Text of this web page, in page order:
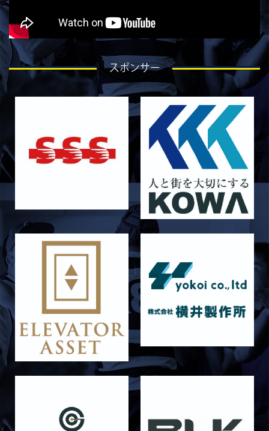
2026/07/27
STAFF blog
2026/07/25
STAFF blog
ラストイヤーにかける想い-芦塚悠大-
STAFF blog
ラストイヤーにかける想い-青田宗久-
6月27日 朝日大学戦
2026/06/26
STAFF blog
【Rits Familyのバトン】vol. 2 稲西輝紀
STAFF blog
2026/06/19
STAFF blog
6月20日 花園大学
2026/06/16
6月14日 島津製作所
2026/06/16
STAFF blog
6月13日 名城大学
2026/06/12
STAFF blog
【Rits Familyのバトン】vol. 1 北村瞬太郎
STAFF blog
【「イヤーブック2026」にお名前を掲載／サポ
2026/05/31
STAFF blog
5月31日 関西学院大学AB
スポンサー